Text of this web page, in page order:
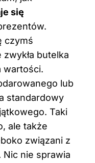
się
czymś
butelka
wartości.
lub
standardowy
Taki
ale także
związani z
nie sprawia